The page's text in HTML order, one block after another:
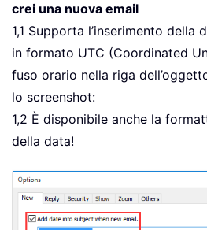
crei una nuova email
1,1 Supporta l’inserimento della
in formato UTC (Coordinated
fuso orario nella riga
lo screenshot:
1,2 È disponibile anche la
della data!